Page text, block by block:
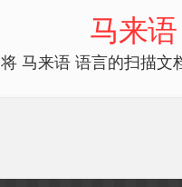
马来
将 马来语 语言的扫描文